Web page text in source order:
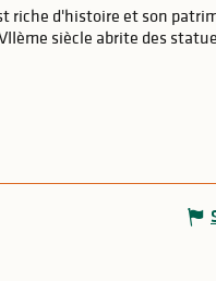
riche d'histoire et son
siècle abrite des